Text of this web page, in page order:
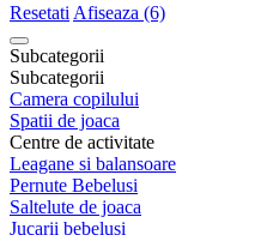
Resetati Afiseaza (6)
Subcategorii
Subcategorii
Camera copilului
Spatii de joaca
Centre de activitate
Leagane si balansoare
Pernute Bebelusi
Saltelute de joaca
Jucarii bebelusi